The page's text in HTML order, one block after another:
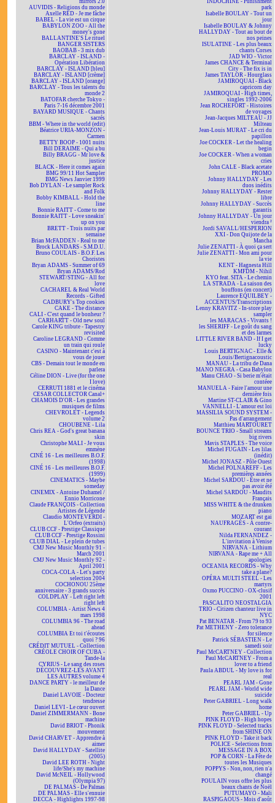
mirrors 2.0
AUVIDIS - Religions du monde
Axelle RED - Je me fâche
BABEL - La vie est un cirque
BABYLON ZOO - All the
money's gone
BALLANTINE'S Le rituel
BANGER SISTERS
BAOBAB - 3 mix dub
BARCLAY - ISLAND -
Opération Libération
BARCLAY - ISLAND [bleu]
BARCLAY - ISLAND [crème]
BARCLAY - ISLAND [orange]
BARCLAY - Tous les talents du
monde 2
BATOFAR cherche Tokyo -
Paris 7-16 décembre 2001
BAYARD MUSIQUE - Chants
sacrés
BBM - Where in the world (edit)
Béatrice URIA-MONZON -
Carmen
BETTY BOOP - 1001 nuits
Bill DERAIME - Qui a bu
Billy BRAGG - Mr love &
justice
BLACK - Here it comes again
BMG 99/11 Hot Sampler
BMG News Janvier 1999
Bob DYLAN - Le sampler Rock
and Folk
Bobby KIMBALL - Hold the
line
Bonnie RAITT - Come to me
Bonnie RAITT - Love sneakin'
up on you
BRETT - Trois nuits par
semaine
Brian McFADDEN - Real to me
Brock LANDARS - S.M.D.U.
Bruno COULAIS - B.O.F. Les
Choristes
Bryan ADAMS - Summer of 69
Bryan ADAMS/Rod
STEWART/STING - All for
love
CACHAREL & Real World
Records - Gifted
CADBURY's Top cookies
CAKE - The distance
CALI - C'est quand le bonheur ?
CARHARTT - Old new soul
Carole KING tribute - Tapestry
revisited
Caroline LEGRAND - Comme
un train qui roule
CASINO - Maintenant c'est à
vous de jouer
CBS - Demain tout le monde en
parlera
Céline DION - Live (for the one
I love)
CERRUTI 1881 et le cinéma
CESAR COLLECTOR Canal+
CHAMOIS D'OR - Les grandes
musiques de films
CHEVROLET - Legends
volume 2
CHOUBENE - Lila
Chris REA - God's great banana
skin
Christophe MALI - Je vous
emmène
CINÉ 16 - Les meilleures B.O.F.
(1998)
CINÉ 16 - Les meilleures B.O.F.
(1999)
CINEMATICS - Maybe
someday
CINEMIX - Antoine Duhamel /
Ennio Morricone
Claude FRANÇOIS - Collection
Artistes de Légende
Claudio MONTEVERDI -
L'Orfeo (extraits)
CLUB CCF - Prestige Classique
CLUB CCF - Prestige Rossini
CLUB DIAL - Le plein de tubes
CMJ New Music Monthly 91 -
March 2001
CMJ New Music Monthly 92 -
April 2001
COCA-COLA - Let's party
selection 2004
COCHONOU 25ème
anniversaire - 3 grands succès
COLDPLAY - Left right left
right left
COLUMBIA - Artist News 4
mars 1998
COLUMBIA 96 - The road
ahead
COLUMBIA Et toi t'écoutes
quoi ? 96
CRÉDIT MUTUEL - Collection
CRÉOLE CHOIR OF CUBA -
Tande-la
CYRIUS - Le sang des roses
DÉCOUVREZ-LES AVANT
LES AUTRES volume 4
DANCE PARTY - le meilleur de
la Dance
Daniel LAVOIE - Docteur
tendresse
Daniel LEVI - Le cœur ouvert
Daniel ZIMMERMANN - Bone
machine
David BRIOT - Phonik
mouvement
David CHARVET - Apprendre à
aimer
David HALLYDAY - Satellite
(2005)
David LEE ROTH - Night
life/She's my machine
David McNEIL - Hollywood
(Olympia 97)
DE PALMAS - De Palmas
DE PALMAS - Elle s'ennuie
DECCA - Highlights 1997-98
INDOCHINE - Punishment
park
Isabelle BOULAY - Tout un
jour
Isabelle BOULAY & Johnny
HALLYDAY - Tout au bout de
nos peines
ISULATINE - Les plus beaux
chants Corses
JAD WIO - Victor
James CHANCE & Terminal
City - The fix is in
James TAYLOR - Hourglass
JAMIROQUAI - Black
capricorn day
JAMIROQUAI - High times,
singles 1992-2006
Jean ROCHEFORT - Histoires
de voyages
Jean-Jacques MILTEAU - JJ
Milteau
Jean-Louis MURAT - Le cri du
papillon
Joe COCKER - Let the healing
begin
Joe COCKER - When a woman
cries
John CALE - Black acetate
PROMO
Johnny HALLYDAY - Les
duos inédits
Johnny HALLYDAY - Rester
libre
Johnny HALLYDAY - Succès
garantis
Johnny HALLYDAY - Un jour
viendra ²
Jordi SAVALL/HESPERION
XXI - Don Quijote de la
Mancha
Julie ZENATTI - À quoi ça sert
Julie ZENATTI - Mon ami pour
la vie
KENT - Hagnesta Hill
KMFDM - Nihil
KYO feat. SITA - Le chemin
LA STRADA - La saison des
bouffons (en concert)
Laurence EQUILBEY -
ACCENTUS/Transcriptions
Lenny KRAVITZ - In-store play
sampler
les MARACAS - Vivants !
les SHERIFF - Le goût du sang
et des larmes
LITTLE RIVER BAND - If I get
lucky
Louis BERTIGNAC - Elle &
Louis/Bertignacoustic
MANAU - La tribu de Dana
MANO NEGRA - Casa Babylon
Manu CHAO - Si berie m'était
contéee
MANUELA - Faire l'amour une
dernière fois
Martine ST-CLAIR & Gino
VANNELLI - L'amour est loi
MASSILIA SOUND SYSTEM -
Pas d'arrangement
Matthieu MARTOURET
BOUNCE TRIO - Small streams
big rivers
Mavis STAPLES - The voice
Michel FUGAIN - Les lilas
(inédit)
Michel JONASZ - Pôle Ouest
Michel POLNAREFF - Les
premières années
Michel SARDOU - Être et ne
pas avoir été
Michel SARDOU - Maudits
Français
MISS WHITE & the drunken
piano
MOZART est gai
NAUFRAGÉS - À contre-
courant
Nilda FERNANDEZ -
L'invitation à Venise
NIRVANA - Lithium
NIRVANA - Rape me + All
apologies
OCEANIA RECORDS - Why
take a plane?
OPÉRA MULTI STEEL - Les
martyrs
Oxmo PUCCINO - OX-clusif
2001
PASCALITO NEOSTALGIA
TRIO - Citizen chanteur live in
NYC
Pat BENATAR - From 79 to 93
Pat METHENY - Zero tolerance
for silence
Patrick SÉBASTIEN - Le
samedi soir
Paul McCARTNEY - Collection
Paul McCARTNEY - From a
lover to a friend
Paula ABDUL - My love is for
real
PEARL JAM - Gone
PEARL JAM - World wide
suicide
Peter GABRIEL - Long walk
home
Peter GABRIEL - Up
PINK FLOYD - High hopes
PINK FLOYD - Selected tracks
from SHINE ON
PINK FLOYD - Take it back
POLICE - Selections from
MESSAGE IN A BOX
POP & CORN - La Fête de
toutes les Musiques
POPPYS - Non, non, rien n'a
changé
POULAIN vous offre les plus
beaux chants de Noël
PUTUMAYO - Mali
RASPIGAOUS - Mois d'août